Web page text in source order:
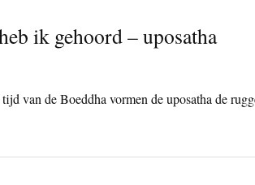
ik gehoord – uposatha
van de Boeddha vormen de uposatha de